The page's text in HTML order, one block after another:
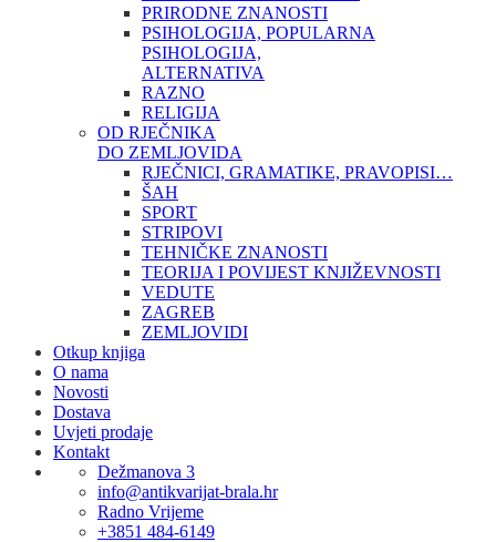
PRIRODNE ZNANOSTI
PSIHOLOGIJA, POPULARNA
PSIHOLOGIJA,
ALTERNATIVA
RAZNO
RELIGIJA
OD RJEČNIKA
DO ZEMLJOVIDA
RJEČNICI, GRAMATIKE, PRAVOPISI…
ŠAH
SPORT
STRIPOVI
TEHNIČKE ZNANOSTI
TEORIJA I POVIJEST KNJIŽEVNOSTI
VEDUTE
ZAGREB
ZEMLJOVIDI
Otkup knjiga
O nama
Novosti
Dostava
Uvjeti prodaje
Kontakt
Dežmanova 3
info@antikvarijat-brala.hr
Radno Vrijeme
+3851 484-6149